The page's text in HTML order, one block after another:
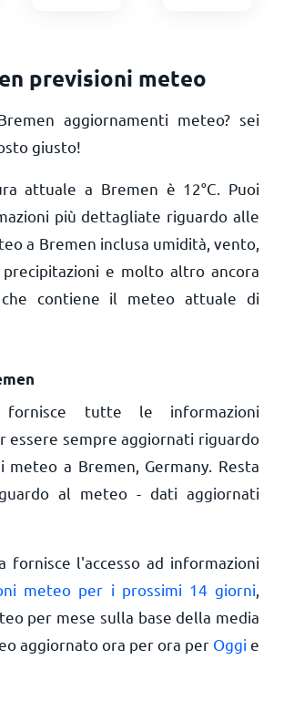
previsioni meteo
aggiornamenti meteo? sei
giusto!
attuale a Bremen è 12°C . Puoi
più dettagliate riguardo alle
a Bremen inclusa umidità, vento,
e molto altro ancora
contiene il meteo attuale di
fornisce tutte le informazioni
essere sempre aggiornati riguardo
meteo a Bremen, Germany. Resta
al meteo - dati aggiornati
fornisce l'accesso ad informazioni
meteo per i prossimi 14 giorni
per mese sulla base della media
aggiornato ora per ora per Oggi e